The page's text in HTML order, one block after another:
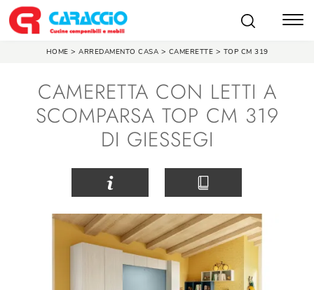
HOME > ARREDAMENTO CASA > CAMERETTE > TOP CM 319
CAMERETTA CON LETTI A
SCOMPARSA TOP CM 319
DI GIESSEGI